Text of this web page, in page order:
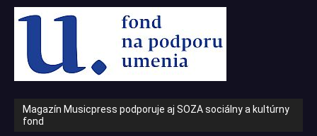
Magazín Musicpress podporuje aj SOZA sociálny a kultúrny
fond